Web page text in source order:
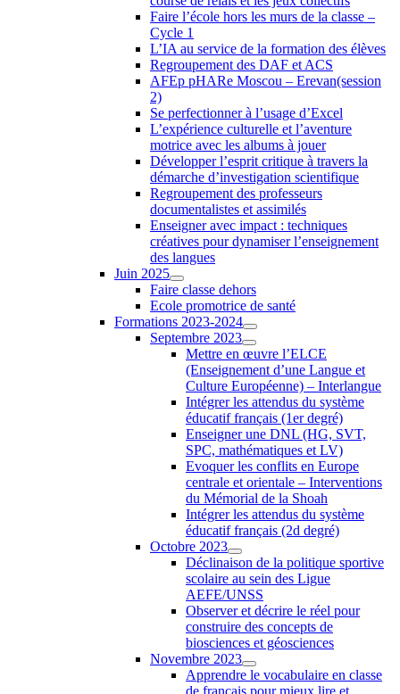
Faire l’école hors les murs de la classe –
Cycle 1
L’IA au service de la formation des élèves
Regroupement des DAF et ACS
AFEp pHARe Moscou – Erevan(session
2)
Se perfectionner à l’usage d’Excel
L’expérience culturelle et l’aventure
motrice avec les albums à jouer
Développer l’esprit critique à travers la
démarche d’investigation scientifique
Regroupement des professeurs
documentalistes et assimilés
Enseigner avec impact : techniques
créatives pour dynamiser l’enseignement
des langues
Juin 2025
Faire classe dehors
Ecole promotrice de santé
Formations 2023-2024
Septembre 2023
Mettre en œuvre l’ELCE
(Enseignement d’une Langue et
Culture Européenne) – Interlangue
Intégrer les attendus du système
éducatif français (1er degré)
Enseigner une DNL (HG, SVT,
SPC, mathématiques et LV)
Evoquer les conflits en Europe
centrale et orientale – Interventions
du Mémorial de la Shoah
Intégrer les attendus du système
éducatif français (2d degré)
Octobre 2023
Déclinaison de la politique sportive
scolaire au sein des Ligue
AEFE/UNSS
Observer et décrire le réel pour
construire des concepts de
biosciences et géosciences
Novembre 2023
Apprendre le vocabulaire en classe
de français pour mieux lire et